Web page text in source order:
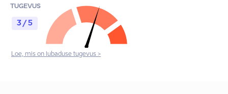
TUGEVUS
3 / 5
Loe, mis on lubaduse tugevus >